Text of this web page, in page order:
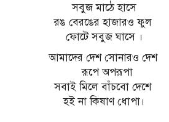
‌‌ সবুজ মাঠে হাসে
রঙ বেরঙের হাজারও ফুল
‌‌ ফোটে সবুজ ঘাসে ।
আমাদের দেশ সোনারও দেশ
‌ ‌ ‌ রূপে অপরূপা
সবাই মিলে বাঁচবো দেশে
‌‌ হই না কিষাণ ধোপা।